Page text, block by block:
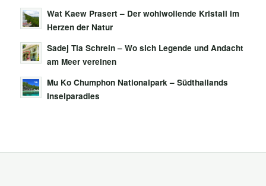
Wat Kaew Prasert – Der wohlwollende Kristall im
Herzen der Natur
Sadej Tia Schrein – Wo sich Legende und Andacht
am Meer vereinen
Mu Ko Chumphon Nationalpark – Südthailands
Inselparadies